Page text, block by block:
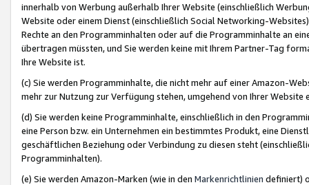
innerhalb von Werbung außerhalb Ihrer Website (einschließlich
Website oder einem Dienst (einschließlich Social Networking-
Rechte an den Programminhalten oder auf die Programminhalte an
übertragen müssten, und Sie werden keine mit Ihrem Partner-Tag
Ihre Website ist.
(c) Sie werden Programminhalte, die nicht mehr auf einer Amazon-
mehr zur Nutzung zur Verfügung stehen, umgehend von Ihrer
(d) Sie werden keine Programminhalte, einschließlich in den
eine Person bzw. ein Unternehmen ein bestimmtes Produkt, eine
geschäftlichen Beziehung oder Verbindung zu diesen steht
Programminhalten).
(e) Sie werden Amazon-Marken (wie in den Markenrichtlinien definiert)